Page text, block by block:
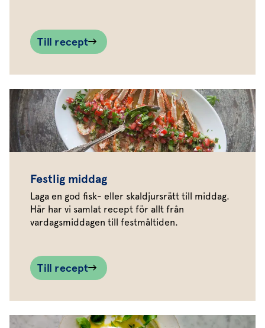
Till recept
Festlig middag
Laga en god fisk- eller skaldjursrätt till middag.
Här har vi samlat recept för allt från
vardagsmiddagen till festmåltiden.
Till recept